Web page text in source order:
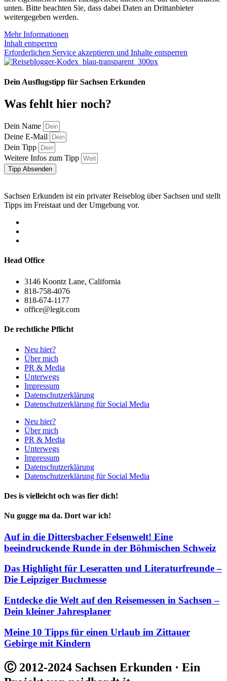
unten. Bitte beachten Sie, dass dabei Daten an Drittanbieter
weitergegeben werden.
Mehr Informationen
Inhalt entsperren
Erforderlichen Service akzeptieren und Inhalte entsperren
Dein Ausflugstipp für Sachsen Erkunden
Was fehlt hier noch?
Dein Name
Deine E-Mail
Dein Tipp
Weitere Infos zum Tipp
Tipp Absenden
Sachsen Erkunden ist ein privater Reiseblog über Sachsen und stellt
Tipps im Freistaat und der Umgebung vor.
Head Office
3146 Koontz Lane, California
818-758-4076
818-674-1177
office@legit.com
De rechtliche Pflicht
Neu hier?
Über mich
PR & Media
Unterwegs
Impressum
Datenschutzerklärung
Datenschutzerklärung für Social Media
Neu hier?
Über mich
PR & Media
Unterwegs
Impressum
Datenschutzerklärung
Datenschutzerklärung für Social Media
Des is vielleicht och was fier dich!
Nu gugge ma da. Dort war ich!
Auf in die Dittersbacher Felsenwelt! Eine
beeindruckende Runde in der Böhmischen Schweiz
Das Highlight für Leseratten und Literaturfreunde –
Die Leipziger Buchmesse
Entdecke die Welt auf den Reisemessen in Sachsen –
Dein kleiner Jahresplaner
Meine 10 Tipps für einen Urlaub im Zittauer
Gebirge mit Kindern
Ⓒ 2012-2024 Sachsen Erkunden · Ein